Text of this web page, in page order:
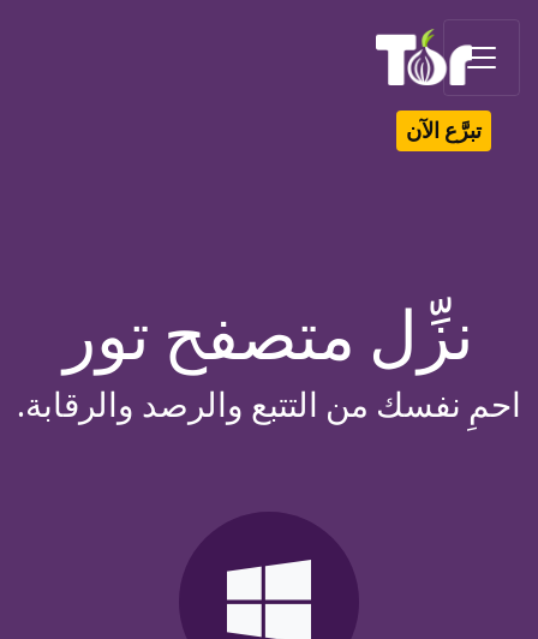
تبرَّع الآن
نزِّل متصفح تور
احمِ نفسك من التتبع والرصد والرقابة.